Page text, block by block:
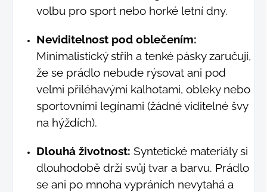
volbu pro sport nebo horké letní dny.
Neviditelnost pod oblečením:
Minimalistický střih a tenké pásky zaručují,
že se prádlo nebude rýsovat ani pod
velmi přiléhavými kalhotami, obleky nebo
sportovními legínami (žádné viditelné švy
na hýždích).
Dlouhá životnost: Syntetické materiály si
dlouhodobě drží svůj tvar a barvu. Prádlo
se ani po mnoha vypráních nevytahá a